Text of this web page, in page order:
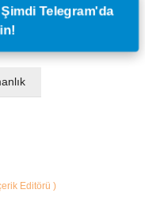
Telegram'da
Editörü )